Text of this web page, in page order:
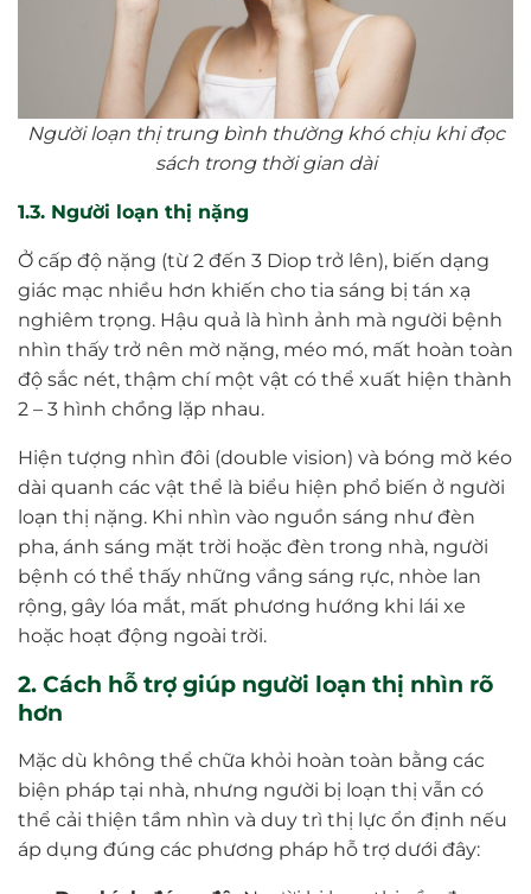
Người loạn thị trung bình thường khó chịu khi đọc
sách trong thời gian dài
1.3. Người loạn thị nặng
Ở cấp độ nặng (từ 2 đến 3 Diop trở lên), biến dạng
giác mạc nhiều hơn khiến cho tia sáng bị tán xạ
nghiêm trọng. Hậu quả là hình ảnh mà người bệnh
nhìn thấy trở nên mờ nặng, méo mó, mất hoàn toàn
độ sắc nét, thậm chí một vật có thể xuất hiện thành
2 – 3 hình chồng lặp nhau.
Hiện tượng nhìn đôi (double vision) và bóng mờ kéo
dài quanh các vật thể là biểu hiện phổ biến ở người
loạn thị nặng. Khi nhìn vào nguồn sáng như đèn
pha, ánh sáng mặt trời hoặc đèn trong nhà, người
bệnh có thể thấy những vầng sáng rực, nhòe lan
rộng, gây lóa mắt, mất phương hướng khi lái xe
hoặc hoạt động ngoài trời.
2. Cách hỗ trợ giúp người loạn thị nhìn rõ
hơn
Mặc dù không thể chữa khỏi hoàn toàn bằng các
biện pháp tại nhà, nhưng người bị loạn thị vẫn có
thể cải thiện tầm nhìn và duy trì thị lực ổn định nếu
áp dụng đúng các phương pháp hỗ trợ dưới đây: